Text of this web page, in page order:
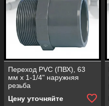
Переход PVC (ПВХ), 63
мм х 1-1/4" наружняя
резьба
Цену уточняйте